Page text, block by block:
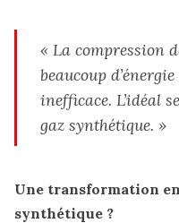
« La compression
beaucoup
inefficace. L’idéal
gaz synthétique. »
Une transformation
synthétique ?